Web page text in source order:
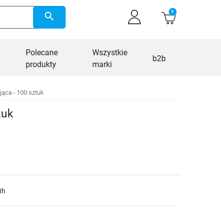
search 0
Polecane
produkty
Wszystkie
marki
b2b
- 100 sztuk